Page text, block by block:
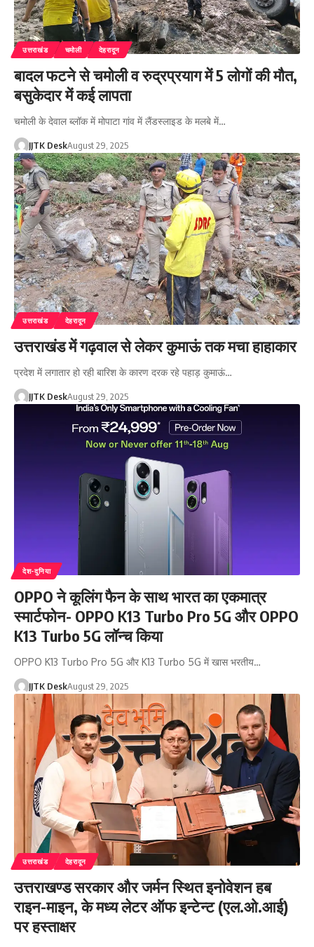
उत्तराखंड चमोली देहरादून
बादल फटने से चमोली व रुद्रप्रयाग में 5 लोगों की मौत,
बसुकेदार में कई लापता
चमोली के देवाल ब्लॉक में मोपाटा गांव में लैंडस्लाइड के मलबे में…
JJTK DeskAugust 29, 2025
उत्तराखंड देहरादून
उत्तराखंड में गढ़वाल से लेकर कुमाऊं तक मचा हाहाकार
प्रदेश में लगातार हो रही बारिश के कारण दरक रहे पहाड़ कुमाऊं…
JJTK DeskAugust 29, 2025
देश-दुनिया
OPPO ने कूलिंग फैन के साथ भारत का एकमात्र
स्मार्टफोन- OPPO K13 Turbo Pro 5G और OPPO
K13 Turbo 5G लॉन्च किया
OPPO K13 Turbo Pro 5G और K13 Turbo 5G में खास भरतीय…
JJTK DeskAugust 29, 2025
उत्तराखंड देहरादून
उत्तराखण्ड सरकार और जर्मन स्थित इनोवेशन हब
राइन-माइन, के मध्य लेटर ऑफ इन्टेन्ट (एल.ओ.आई)
पर हस्ताक्षर